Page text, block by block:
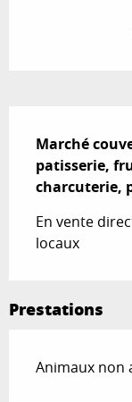
Marché
patisserie,
charcuterie,
En vente
locaux
Prestations
Animaux non